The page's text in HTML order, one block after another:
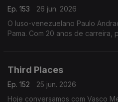
Ep. 153
26 jun. 2026
O luso-venezuelano Paulo
Pama. Com 20 anos de carreira,
Third Places
Ep. 152
25 jun. 2026
Hoje conversamos com Vasco